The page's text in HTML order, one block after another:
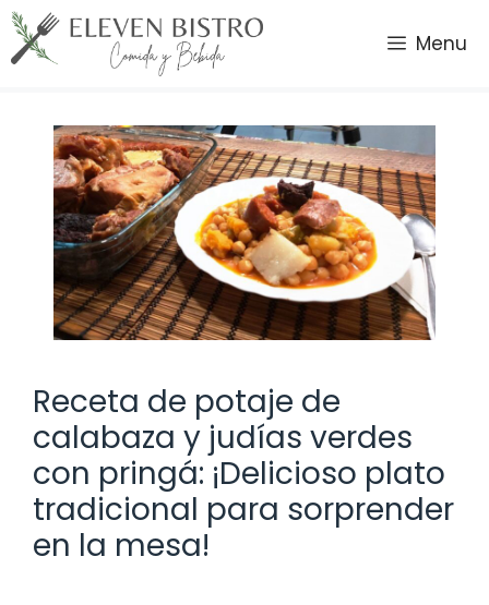
Saltar
al
contenido
Menu
Receta de potaje de
calabaza y judías verdes
con pringá: ¡Delicioso plato
tradicional para sorprender
en la mesa!